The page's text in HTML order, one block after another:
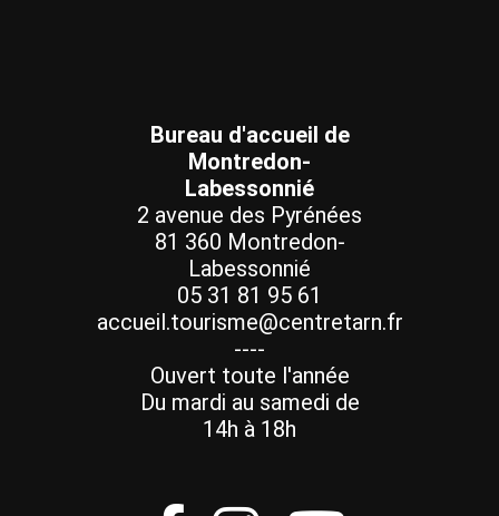
Bureau d'accueil de
Montredon-
Labessonnié
2 avenue des Pyrénées
81 360 Montredon-
Labessonnié
05 31 81 95 61
accueil.tourisme@centretarn.fr
----
Ouvert toute l'année
Du mardi au samedi de
14h à 18h